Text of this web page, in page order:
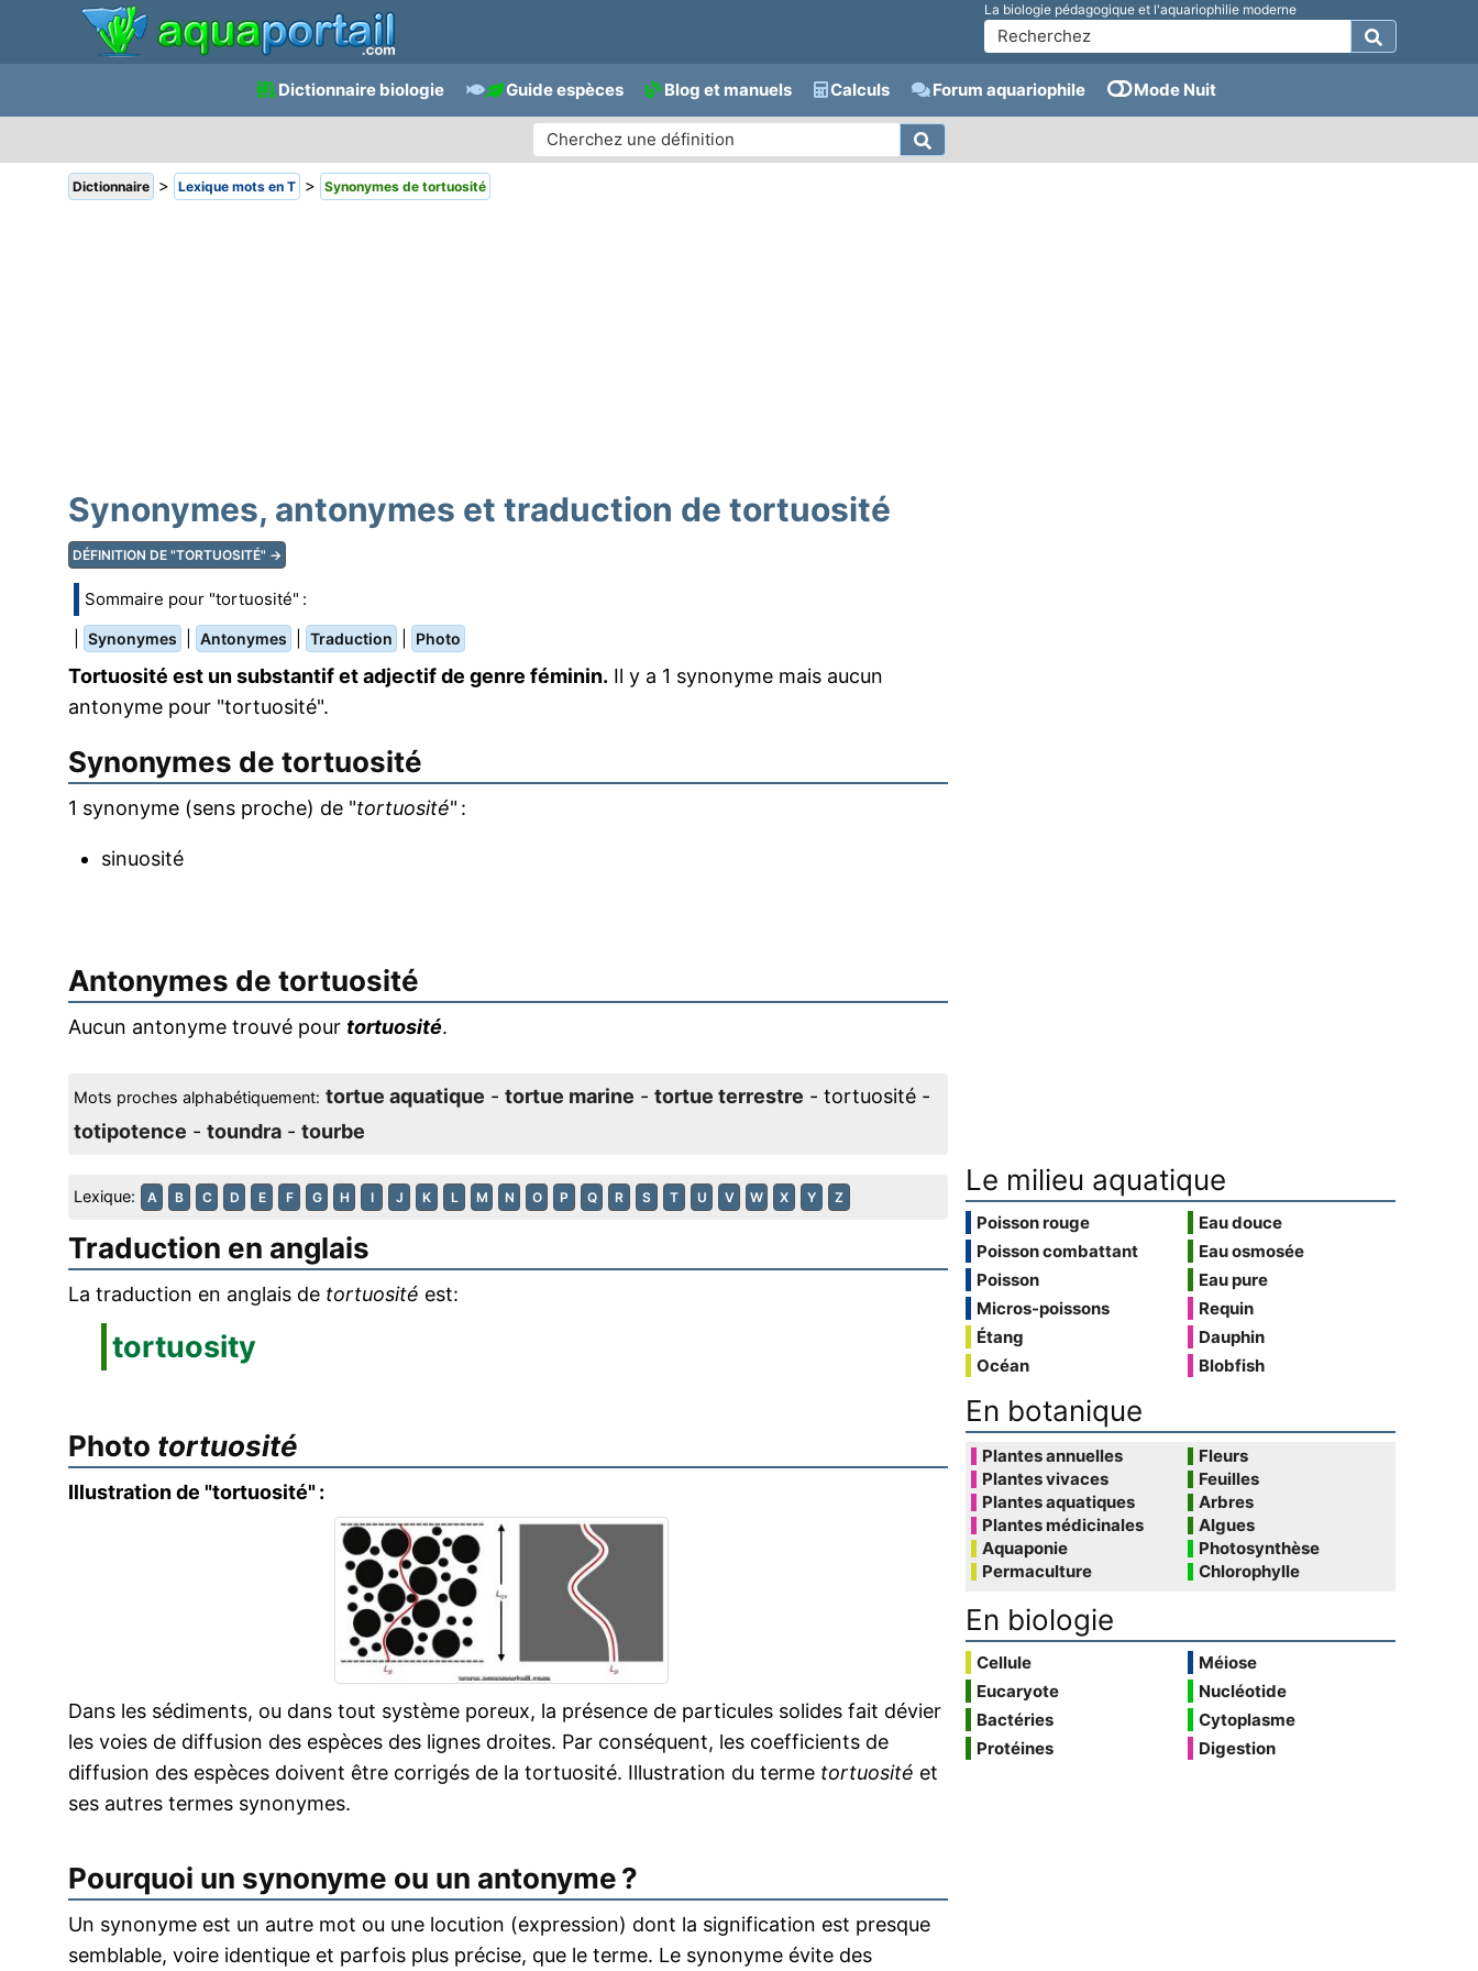
La biologie pédagogique et l'aquariophilie moderne
Dictionnaire biologie Guide espèces Blog et manuels Calculs Forum aquariophile Mode Nuit
Dictionnaire > Lexique mots en T > Synonymes de tortuosité
Synonymes, antonymes et traduction de tortuosité
DÉFINITION DE "TORTUOSITÉ" →
Sommaire pour "tortuosité" :
Synonymes Antonymes Traduction Photo
Tortuosité est un substantif et adjectif de genre féminin. Il y a 1 synonyme mais aucun
antonyme pour "tortuosité".
Synonymes de tortuosité
1 synonyme (sens proche) de "tortuosité" :
sinuosité
Antonymes de tortuosité
Aucun antonyme trouvé pour tortuosité.
Mots proches alphabétiquement: tortue aquatique - tortue marine - tortue terrestre - tortuosité -
totipotence - toundra - tourbe
Lexique: A B C D E F G H I J K L M N O P Q R S T U V W X Y Z
Traduction en anglais
La traduction en anglais de tortuosité est:
tortuosity
Photo tortuosité
Illustration de "tortuosité" :
Dans les sédiments, ou dans tout système poreux, la présence de particules solides fait dévier
les voies de diffusion des espèces des lignes droites. Par conséquent, les coefficients de
diffusion des espèces doivent être corrigés de la tortuosité. Illustration du terme tortuosité et
ses autres termes synonymes.
Pourquoi un synonyme ou un antonyme ?
Un synonyme est un autre mot ou une locution (expression) dont la signification est presque
semblable, voire identique et parfois plus précise, que le terme. Le synonyme évite des
Le milieu aquatique
Poisson rouge
Poisson combattant
Poisson
Micros-poissons
Étang
Océan
Eau douce
Eau osmosée
Eau pure
Requin
Dauphin
Blobfish
En botanique
Plantes annuelles
Plantes vivaces
Plantes aquatiques
Plantes médicinales
Aquaponie
Permaculture
Fleurs
Feuilles
Arbres
Algues
Photosynthèse
Chlorophylle
En biologie
Cellule
Eucaryote
Bactéries
Protéines
Méiose
Nucléotide
Cytoplasme
Digestion